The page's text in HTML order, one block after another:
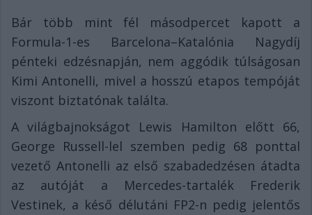
Bár több mint fél másodpercet kapott a
Formula-1-es Barcelona–Katalónia Nagydíj
pénteki edzésnapján, nem aggódik túlságosan
Kimi Antonelli, mivel a hosszú etapos tempóját
viszont biztatónak találta.
A világbajnokságot Lewis Hamilton előtt 66,
George Russell-lel szemben pedig 68 ponttal
vezető Antonelli az első szabadedzésen átadta
az autóját a Mercedes-tartalék Frederik
Vestinek, a késő délutáni FP2-n pedig jelentős